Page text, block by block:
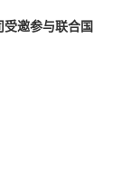
受邀参与联合国